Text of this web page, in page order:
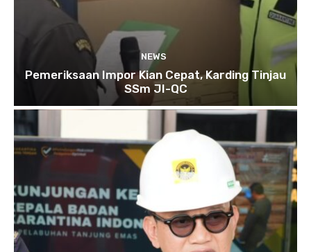
NEWS
Pemeriksaan Impor Kian Cepat, Karding Tinjau
SSm JI-QC